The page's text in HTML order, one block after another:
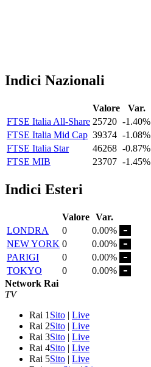
Indici Nazionali
Valore
Var.
FTSE Italia All-Share 25720 -1.40%
FTSE Italia Mid Cap 39374 -1.08%
FTSE Italia Star
46268 -0.87%
FTSE MIB
23707 -1.45%
Indici Esteri
Valore Var.
LONDRA
0
0.00%
NEW YORK 0
0.00%
PARIGI
0
0.00%
TOKYO
0
0.00%
Network Rai
TV
Rai 1 Sito | Live
Rai 2Sito | Live
Rai 3Sito | Live
Rai 4Sito | Live
Rai 5Sito | Live